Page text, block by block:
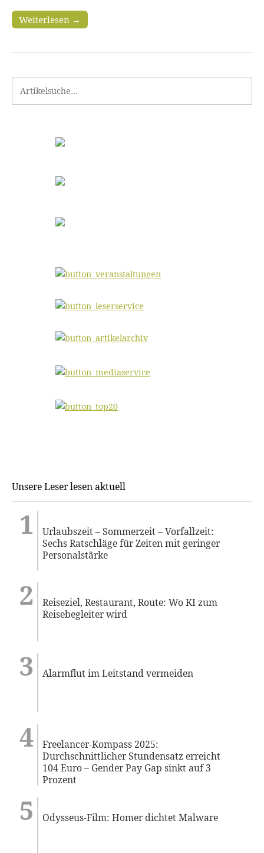
Weiterlesen →
Unsere Leser lesen aktuell
Urlaubszeit – Sommerzeit – Vorfallzeit:
Sechs Ratschläge für Zeiten mit geringer
Personalstärke
Reiseziel, Restaurant, Route: Wo KI zum
Reisebegleiter wird
Alarmflut im Leitstand vermeiden
Freelancer-Kompass 2025:
Durchschnittlicher Stundensatz erreicht
104 Euro – Gender Pay Gap sinkt auf 3
Prozent
Odysseus-Film: Homer dichtet Malware